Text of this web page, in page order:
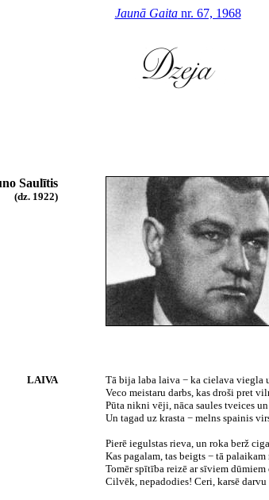
Jaunā Gaitanr. 67, 1968
Saulītis
(dz. 1922)
LAIVA
Tā bija laba laiva − ka cielava viegla
Veco meistaru darbs, kas droši pret
Pūta nikni vēji, nāca saules tveices
Un tagad uz krasta − melns spainis
Pierē iegulstas rieva, un roka berž
Kas pagalam, tas beigts − tā
Tomēr spītība reizē ar sīviem dūmiem
Cilvēk, nepadodies! Ceri, karsē